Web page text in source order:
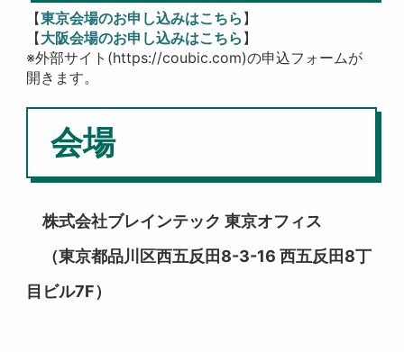
【東京会場のお申し込みはこちら 】
【大阪会場のお申し込みはこちら 】
※外部サイト(https://coubic.com)の申込フォームが
開きます。
会場
株式会社ブレインテック 東京オフィス
（東京都品川区西五反田8-3-16 西五反田8丁
目ビル7F）